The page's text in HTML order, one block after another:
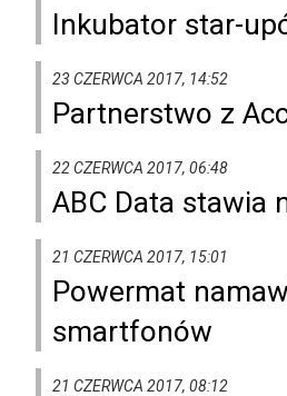
Inkubator star-
23 CZERWCA 2017, 14:52
Partnerstwo z
22 CZERWCA 2017, 06:48
ABC Data stawia
21 CZERWCA 2017, 15:01
Powermat
smartfonów
21 CZERWCA 2017, 08:12